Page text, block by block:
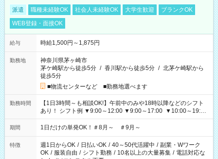
派遣 職種未経験OK 社会人未経験OK 大学生歓迎
ブランクOK
WEB登録・面接OK
給与 時給1,500円～1,875円
勤務地
神奈川県茅ヶ崎市
茅ケ崎駅から徒歩5分 / 香川駅から徒歩5分 / 北茅ケ崎駅から
徒歩5分
■物流センターなど ■勤務地選べます
勤務時間
【1日3時間～も相談OK!】午前中のみや18時以降などのシフト
あり！ シフト例 ▼9:00～12:00 ▼9:00～17:00 ▼10:00～19:00
▼18:00～21:00
期間 1日だけの単発OK！＃8月～ ＃9月～
特徴 週1日からOK / 日払いOK / 40～50代活躍中 / 副業・Wワーク
OK / 服装自由 / シフト勤務 / 10名以上の大量募集 / 電話対応な